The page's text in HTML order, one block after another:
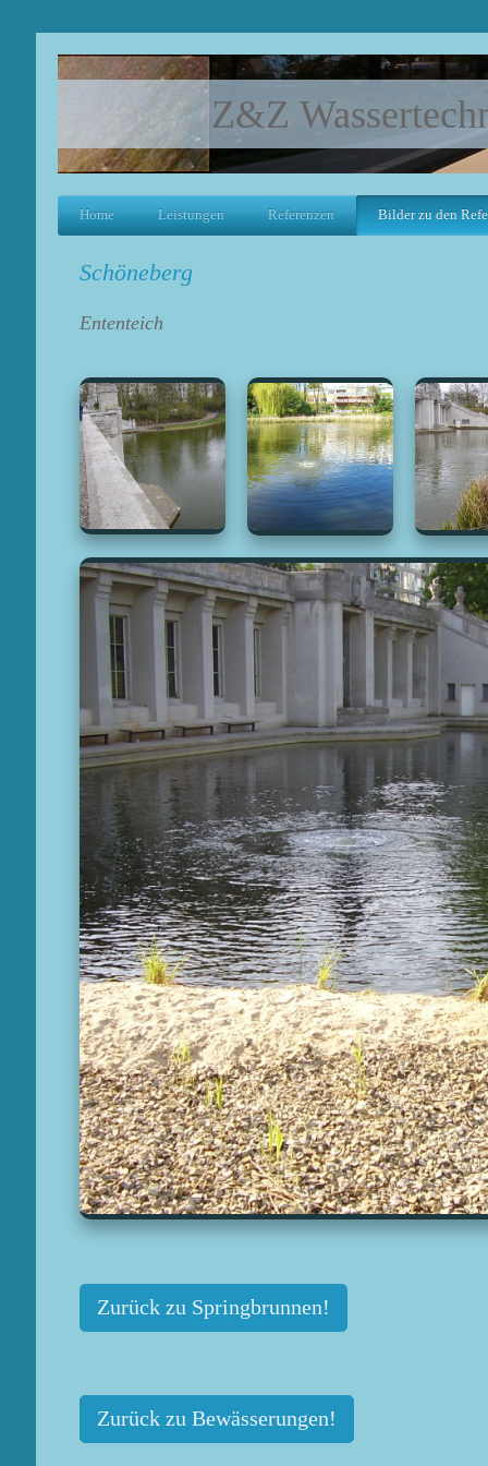
Z&Z
Home Leistungen Referenzen Bilder zu den
Schöneberg
Ententeich
Zurück zu Springbrunnen!
Zurück zu Bewässerungen!